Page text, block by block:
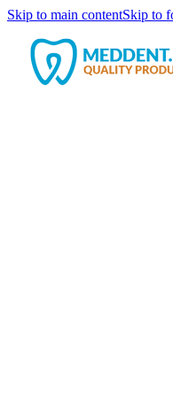
Skip to main contentSkip to